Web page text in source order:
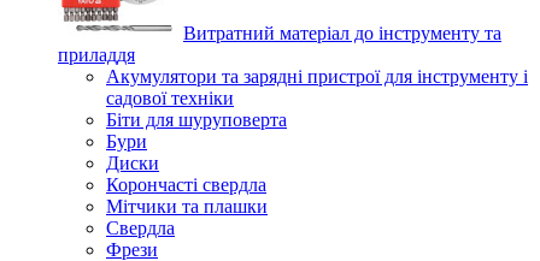
Витратний матеріал до інструменту та
приладдя
Акумулятори та зарядні пристрої для інструменту і
садової техніки
Біти для шуруповерта
Бури
Диски
Корончасті свердла
Мітчики та плашки
Свердла
Фрези